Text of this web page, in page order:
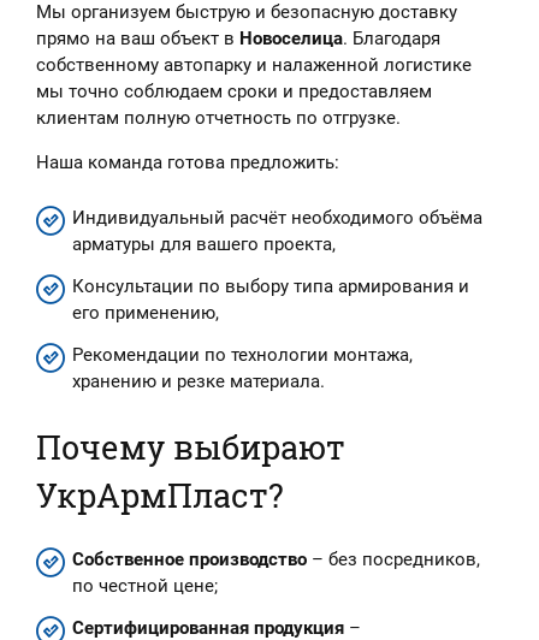
Мы организуем быструю и безопасную доставку
прямо на ваш объект в Новоселица. Благодаря
собственному автопарку и налаженной логистике
мы точно соблюдаем сроки и предоставляем
клиентам полную отчетность по отгрузке.
Наша команда готова предложить:
Индивидуальный расчёт необходимого объёма
арматуры для вашего проекта,
Консультации по выбору типа армирования и
его применению,
Рекомендации по технологии монтажа,
хранению и резке материала.
Почему выбирают
УкрАрмПласт?
Собственное производство – без посредников,
по честной цене;
Сертифицированная продукция –